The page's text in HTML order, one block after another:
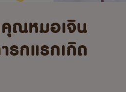
คุณหมอเจิน
รกแรกเกิด